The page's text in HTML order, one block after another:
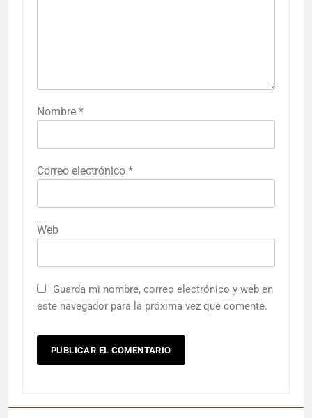
Nombre *
Correo electrónico *
Web
Guarda mi nombre, correo electrónico y web en
este navegador para la próxima vez que comente.